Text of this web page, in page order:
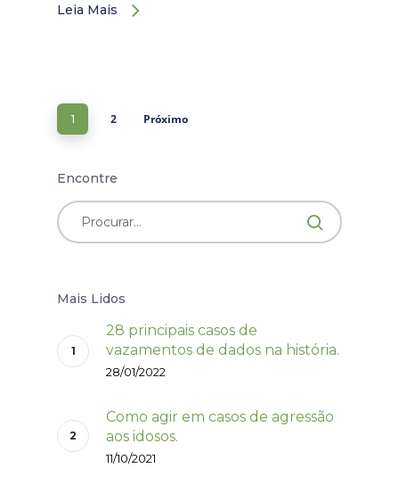
Leia Mais
1 2 Próximo
Encontre
Mais Lidos
28 principais casos de
vazamentos de dados na história.
28/01/2022
Como agir em casos de agressão
aos idosos.
11/10/2021